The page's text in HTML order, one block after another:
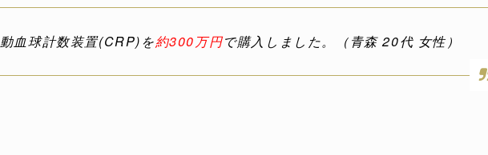
血球計数装置(CRP)を約300万円で購入しました。（青森 20代 女性）